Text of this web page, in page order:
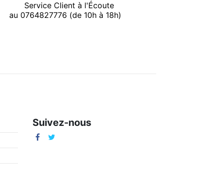
Service Client à l'Écoute
au 0764827776 (de 10h à 18h)
Suivez-nous